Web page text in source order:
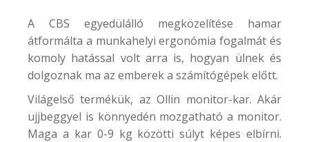
A CBS egyedülálló megközelítése hamar
átformálta a munkahelyi ergonómia fogalmát és
komoly hatással volt arra is, hogyan ülnek és
dolgoznak ma az emberek a számítógépek előtt.
Világelső termékük, azOllin monitor-kar. Akár
ujjbeggyel is könnyedén mozgatható a monitor.
Maga a kar 0-9 kg közötti súlyt képes elbírni.